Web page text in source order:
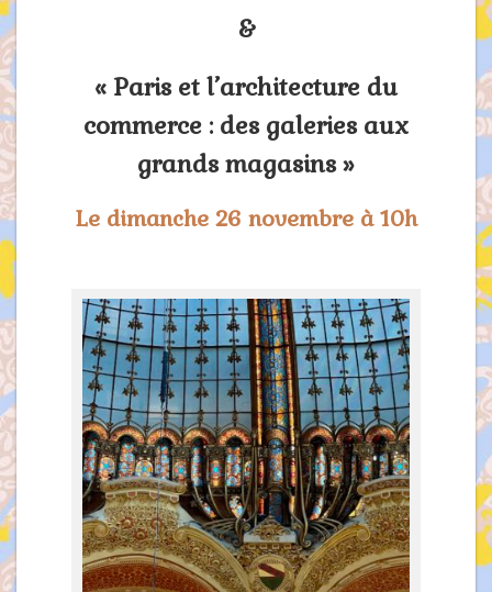
&
« Paris et l’architecture du
commerce : des galeries aux
grands magasins »
Le dimanche 26 novembre à 10h